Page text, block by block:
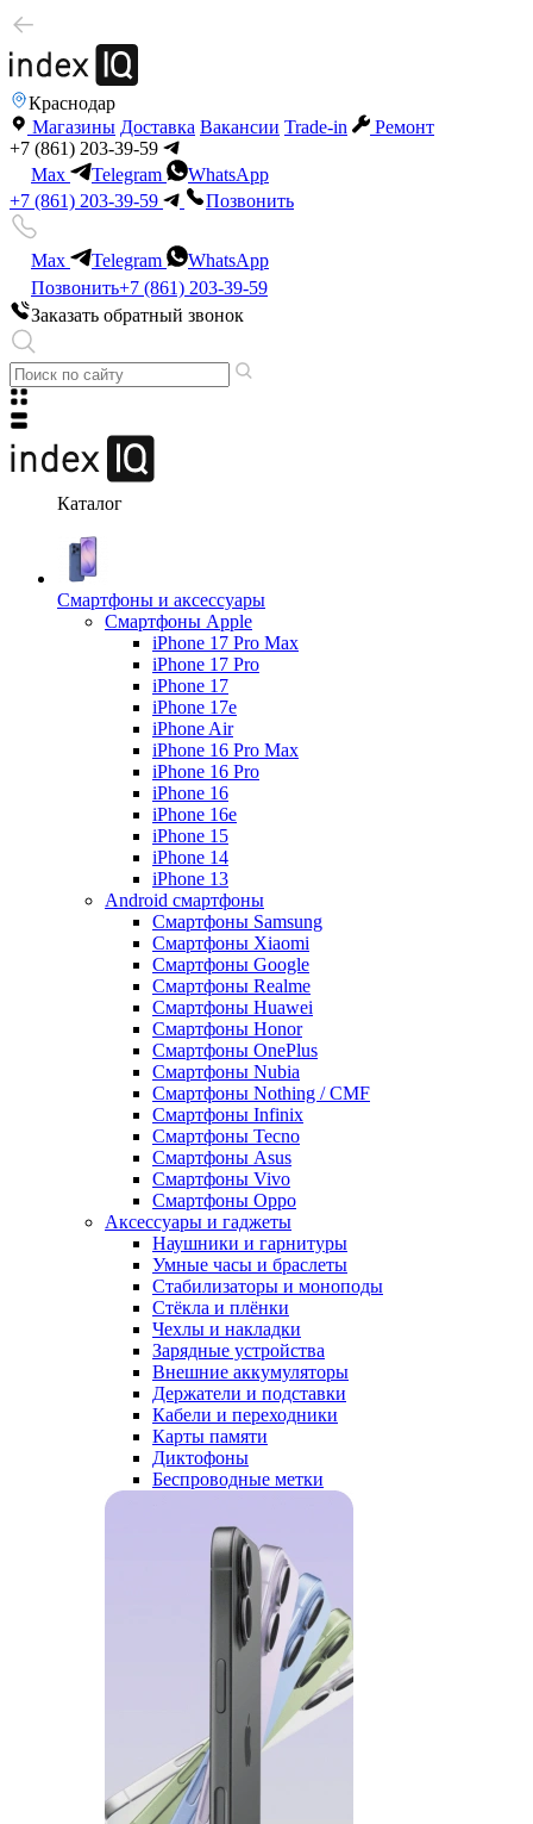
Краснодар
Магазины Доставка Вакансии Trade-in
Ремонт
+7 (861) 203-39-59
Max
Telegram
WhatsApp
+7 (861) 203-39-59
Позвонить
Max Telegram
WhatsApp
Позвонить+7 (861) 203-39-59
Заказать обратный звонок
Каталог
Смартфоны и аксессуары
Смартфоны Apple
iPhone 17 Pro Max
iPhone 17 Pro
iPhone 17
iPhone 17e
iPhone Air
iPhone 16 Pro Max
iPhone 16 Pro
iPhone 16
iPhone 16e
iPhone 15
iPhone 14
iPhone 13
Android cмартфоны
Смартфоны Samsung
Смартфоны Xiaomi
Смартфоны Google
Смартфоны Realme
Смартфоны Huawei
Смартфоны Honor
Смартфоны OnePlus
Смартфоны Nubia
Смартфоны Nothing / CMF
Смартфоны Infinix
Смартфоны Tecno
Смартфоны Asus
Смартфоны Vivo
Смартфоны Oppo
Аксессуары и гаджеты
Наушники и гарнитуры
Умные часы и браслеты
Стабилизаторы и моноподы
Стёкла и плёнки
Чехлы и накладки
Зарядные устройства
Внешние аккумуляторы
Держатели и подставки
Кабели и переходники
Карты памяти
Диктофоны
Беспроводные метки